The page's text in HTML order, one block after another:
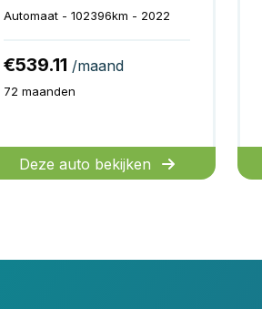
Automaat - 102396km - 2022
€539.11 /maand
72 maanden
Deze auto bekijken